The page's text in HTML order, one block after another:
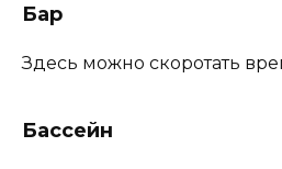
Бар
Здесь можно скоротать
Бассейн